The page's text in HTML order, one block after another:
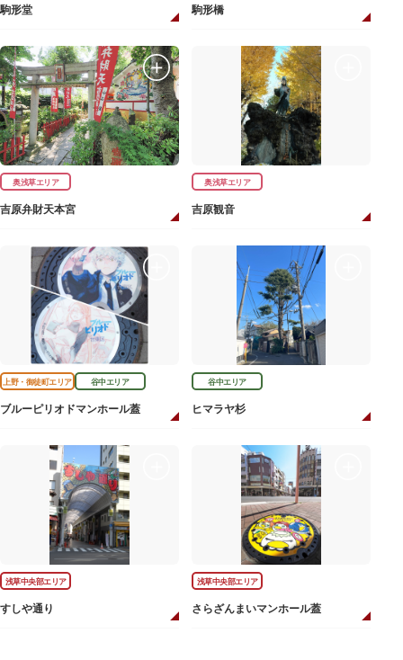
駒形堂 駒形橋
奥浅草エリア
吉原弁財天本宮
奥浅草エリア
吉原観音
上野・御徒町エリア 谷中エリア
ブルーピリオドマンホール蓋
谷中エリア
ヒマラヤ杉
浅草中央部エリア
すしや通り
浅草中央部エリア
さらざんまいマンホール蓋